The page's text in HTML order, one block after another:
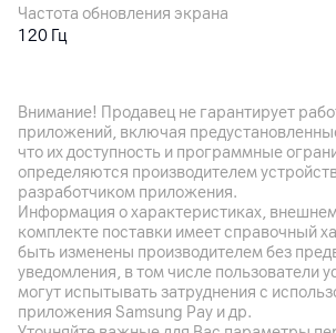
Частота обновления экрана
120 Гц
цветовая гамма 100% P3; технология
касания мокрыми руками
Основная камера
Разрешение камеры
200Мп
Разрешение видео
4K
Внимание! Продавец не гарантирует
приложений, включая
что их доступность и программные
определяются производителем
разработчиком приложения.
Информация о характеристиках,
комплекте поставки имеет справочный
быть изменены производителем без
уведомления, в том числе пользователи
могут испытывать затруднения с
приложения Samsung Pay и др.